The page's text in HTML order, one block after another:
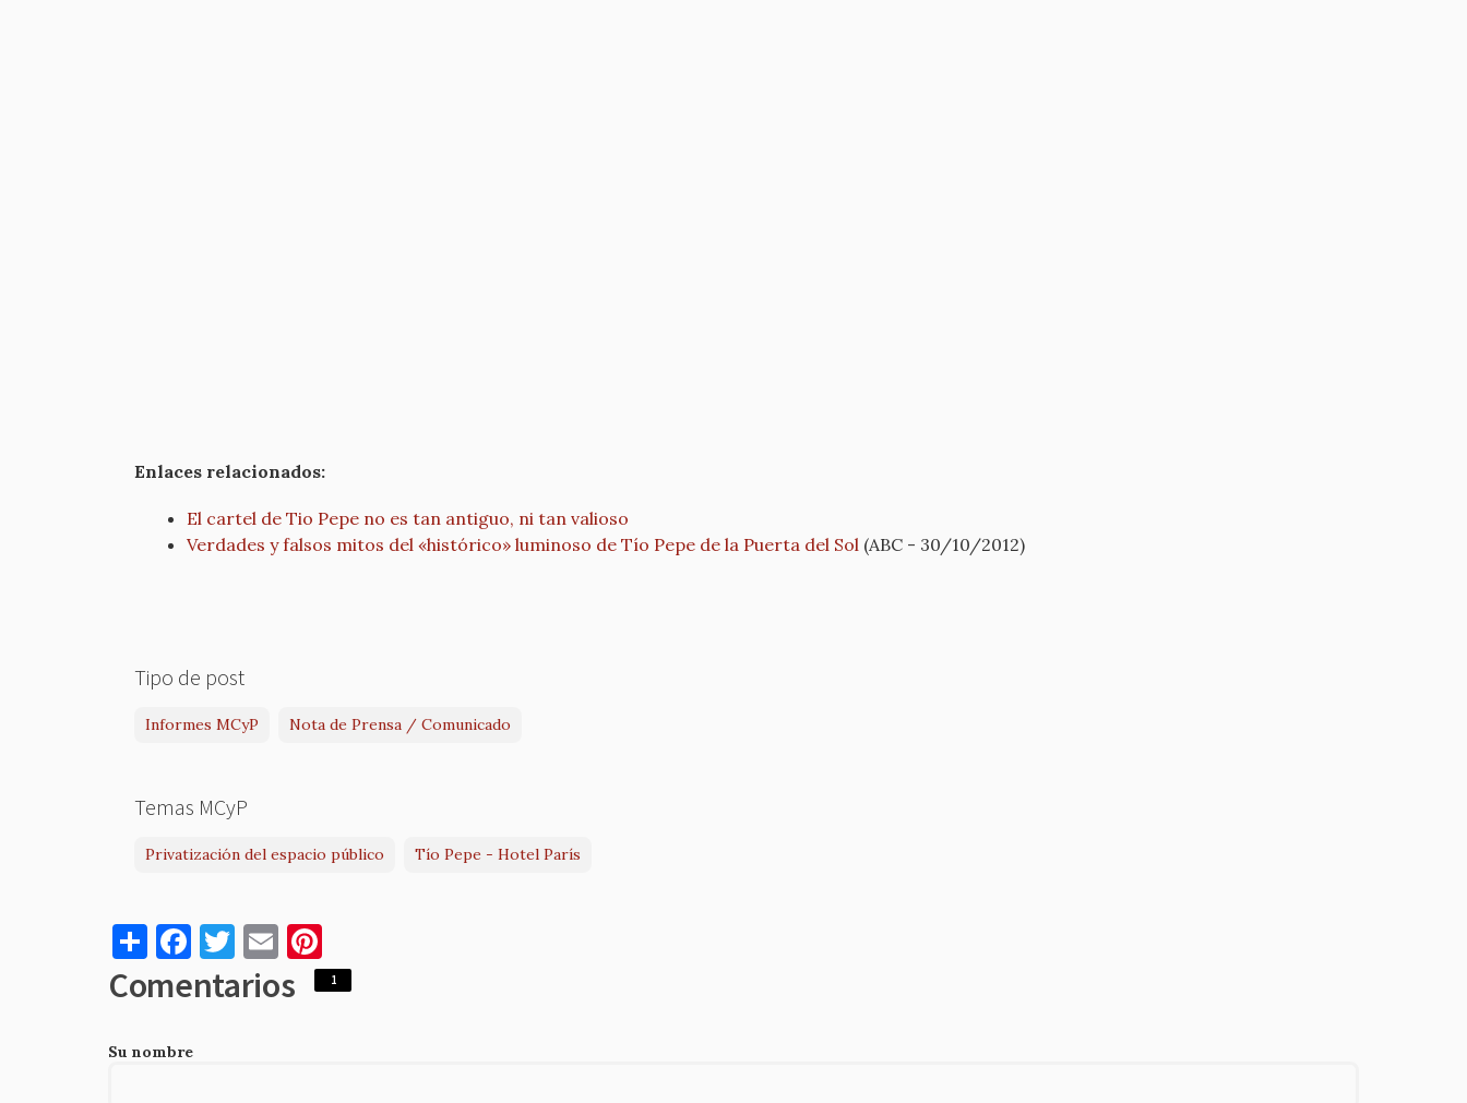
Enlaces relacionados:
El cartel de Tio Pepe no es tan antiguo, ni tan valioso
Verdades y falsos mitos del «histórico» luminoso de Tío Pepe de la Puerta del Sol (ABC - 30/10/2012)
Tipo de post
Informes MCyP Nota de Prensa / Comunicado
Temas MCyP
Privatización del espacio público Tío Pepe - Hotel París
S
h
ar
e
F
a
c
e
T
w
it
E
m
ai
nt
Comentarios 1
Su nombre